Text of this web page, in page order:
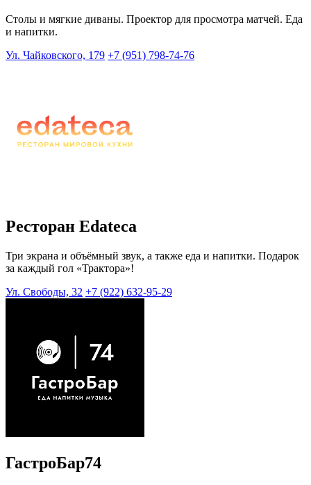
Столы и мягкие диваны. Проектор для просмотра матчей. Еда
и напитки.
Ул. Чайковского, 179 +7 (951) 798-74-76
Ресторан Edateca
Три экрана и объёмный звук, а также еда и напитки. Подарок
за каждый гол «Трактора»!
Ул. Свободы, 32 +7 (922) 632-95-29
ГастроБар74